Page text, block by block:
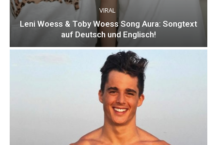
VIRAL
Leni Woess & Toby Woess Song Aura: Songtext
auf Deutsch und Englisch!